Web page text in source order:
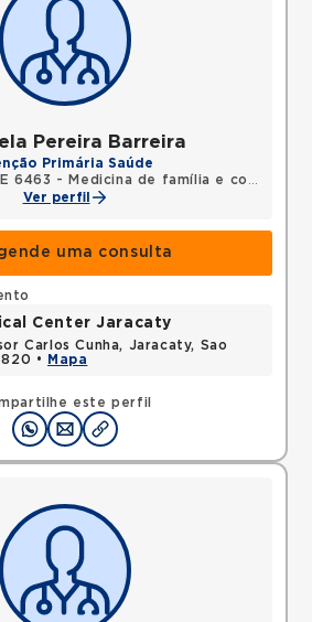
Pereira Barreira
Primária Saúde
6463 - Medicina de família e comunidade
Ver perfil
uma consulta
este perfil
Center Jaracaty
Carlos Cunha, Jaracaty, Sao
•
Mapa